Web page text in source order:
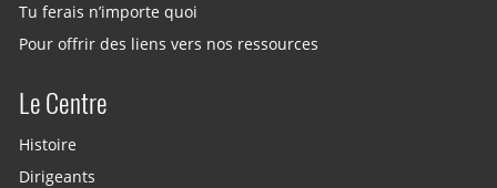
Tu ferais n’importe quoi
Pour offrir des liens vers nos ressources
Le Centre
Histoire
Dirigeants